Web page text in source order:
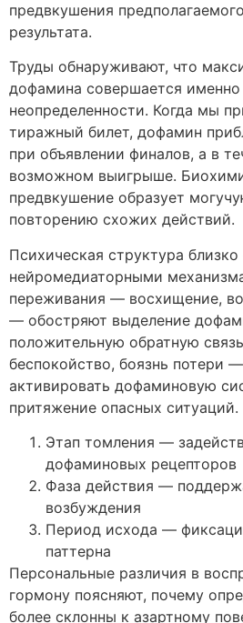
предвкушения
результата.
Труды обнаруживают, что
дофамина совершается
неопределенности. Когда мы
тиражный билет, дофамин
при объявлении финалов, а в
возможном выигрыше.
предвкушение образует
повторению схожих действий.
Психическая структура
нейромедиаторными
переживания — восхищение,
— обостряют выделение
положительную обратную
беспокойство, боязнь потери
активировать дофаминовую
притяжение опасных ситуаций.
Этап томления —
дофаминовых рецепторов
Фаза действия —
возбуждения
Период исхода —
паттерна
Персональные различия в
гормону поясняют, почему
более склонны к азартному